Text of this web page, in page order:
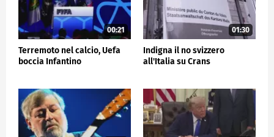
00:21
Terremoto nel calcio, Uefa
boccia Infantino
01:30
Indigna il no svizzero
all'Italia su Crans